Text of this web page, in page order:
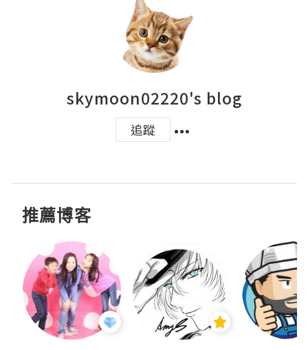
skymoon02220's blog
追蹤
推薦博客